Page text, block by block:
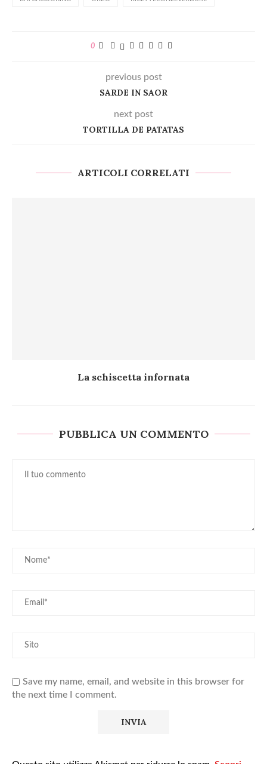
0
previous post
SARDE IN SAOR
next post
TORTILLA DE PATATAS
ARTICOLI CORRELATI
La schiscetta infornata
PUBBLICA UN COMMENTO
Save my name, email, and website in this browser for
the next time I comment.